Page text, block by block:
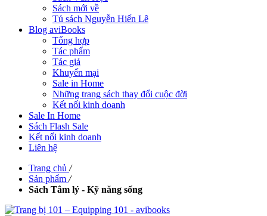
Sách mới về
Tủ sách Nguyễn Hiến Lê
Blog aviBooks
Tổng hợp
Tác phẩm
Tác giả
Khuyến mại
Sale in Home
Những trang sách thay đổi cuộc đời
Kết nối kinh doanh
Sale In Home
Sách Flash Sale
Kết nối kinh doanh
Liên hệ
Trang chủ /
Sản phẩm /
Sách Tâm lý - Kỹ năng sống